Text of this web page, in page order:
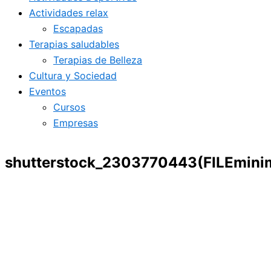
Actividades relax
Escapadas
Terapias saludables
Terapias de Belleza
Cultura y Sociedad
Eventos
Cursos
Empresas